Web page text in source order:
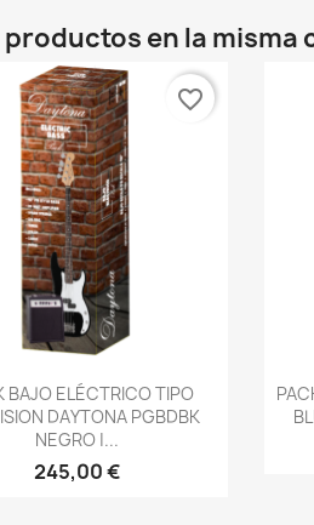
en la misma
 Vista rápida
BAJO ELÉCTRICO TIPO
DAYTONA PGBDBK
NEGRO |...
245,00 €
favorite_border